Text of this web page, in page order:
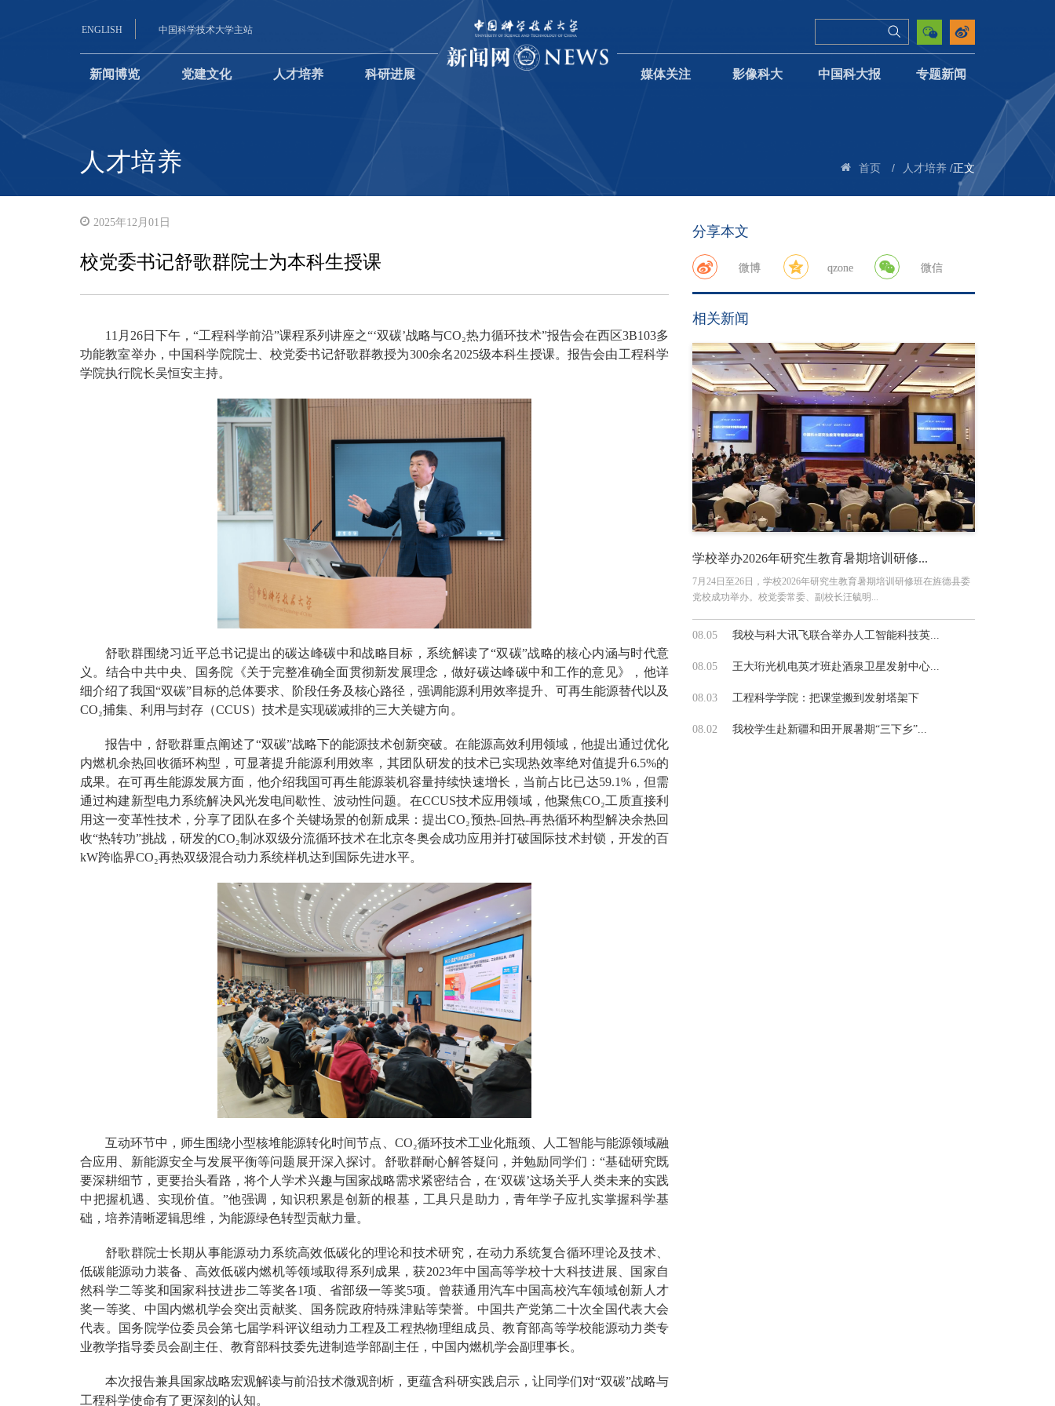
ENGLISH 中国科学技术大学主站
新闻博览 党建文化 人才培养 科研进展 媒体关注 影像科大 中国科大报 专题新闻
人才培养 首页 / 人才培养 /正文
2025年12月01日
校党委书记舒歌群院士为本科生授课
11月26日下午，“工程科学前沿”课程系列讲座之“‘双碳’战略与CO₂热力循环技术”报告会在西区3B103多
功能教室举办，中国科学院院士、校党委书记舒歌群教授为300余名2025级本科生授课。报告会由工程科学
学院执行院长吴恒安主持。
舒歌群围绕习近平总书记提出的碳达峰碳中和战略目标，系统解读了“双碳”战略的核心内涵与时代意
义。结合中共中央、国务院《关于完整准确全面贯彻新发展理念，做好碳达峰碳中和工作的意见》，他详
细介绍了我国“双碳”目标的总体要求、阶段任务及核心路径，强调能源利用效率提升、可再生能源替代以及
CO₂捕集、利用与封存（CCUS）技术是实现碳减排的三大关键方向。
报告中，舒歌群重点阐述了“双碳”战略下的能源技术创新突破。在能源高效利用领域，他提出通过优化
内燃机余热回收循环构型，可显著提升能源利用效率，其团队研发的技术已实现热效率绝对值提升6.5%的
成果。在可再生能源发展方面，他介绍我国可再生能源装机容量持续快速增长，当前占比已达59.1%，但需
通过构建新型电力系统解决风光发电间歇性、波动性问题。在CCUS技术应用领域，他聚焦CO₂工质直接利
用这一变革性技术，分享了团队在多个关键场景的创新成果：提出CO₂预热-回热-再热循环构型解决余热回
收“热转功”挑战，研发的CO₂制冰双级分流循环技术在北京冬奥会成功应用并打破国际技术封锁，开发的百
kW跨临界CO₂再热双级混合动力系统样机达到国际先进水平。
互动环节中，师生围绕小型核堆能源转化时间节点、CO₂循环技术工业化瓶颈、人工智能与能源领域融
合应用、新能源安全与发展平衡等问题展开深入探讨。舒歌群耐心解答疑问，并勉励同学们：“基础研究既
要深耕细节，更要抬头看路，将个人学术兴趣与国家战略需求紧密结合，在‘双碳’这场关乎人类未来的实践
中把握机遇、实现价值。”他强调，知识积累是创新的根基，工具只是助力，青年学子应扎实掌握科学基
础，培养清晰逻辑思维，为能源绿色转型贡献力量。
舒歌群院士长期从事能源动力系统高效低碳化的理论和技术研究，在动力系统复合循环理论及技术、
低碳能源动力装备、高效低碳内燃机等领域取得系列成果，获2023年中国高等学校十大科技进展、国家自
然科学二等奖和国家科技进步二等奖各1项、省部级一等奖5项。曾获通用汽车中国高校汽车领域创新人才
奖一等奖、中国内燃机学会突出贡献奖、国务院政府特殊津贴等荣誉。中国共产党第二十次全国代表大会
代表。国务院学位委员会第七届学科评议组动力工程及工程热物理组成员、教育部高等学校能源动力类专
业教学指导委员会副主任、教育部科技委先进制造学部副主任，中国内燃机学会副理事长。
本次报告兼具国家战略宏观解读与前沿技术微观剖析，更蕴含科研实践启示，让同学们对“双碳”战略与
工程科学使命有了更深刻的认知。
分享本文
微博 qzone 微信
相关新闻
学校举办2026年研究生教育暑期培训研修...
7月24日至26日，学校2026年研究生教育暑期培训研修班在旌德县委
党校成功举办。校党委常委、副校长汪毓明...
08.05 我校与科大讯飞联合举办人工智能科技英...
08.05 王大珩光机电英才班赴酒泉卫星发射中心...
08.03 工程科学学院：把课堂搬到发射塔架下
08.02 我校学生赴新疆和田开展暑期“三下乡”...